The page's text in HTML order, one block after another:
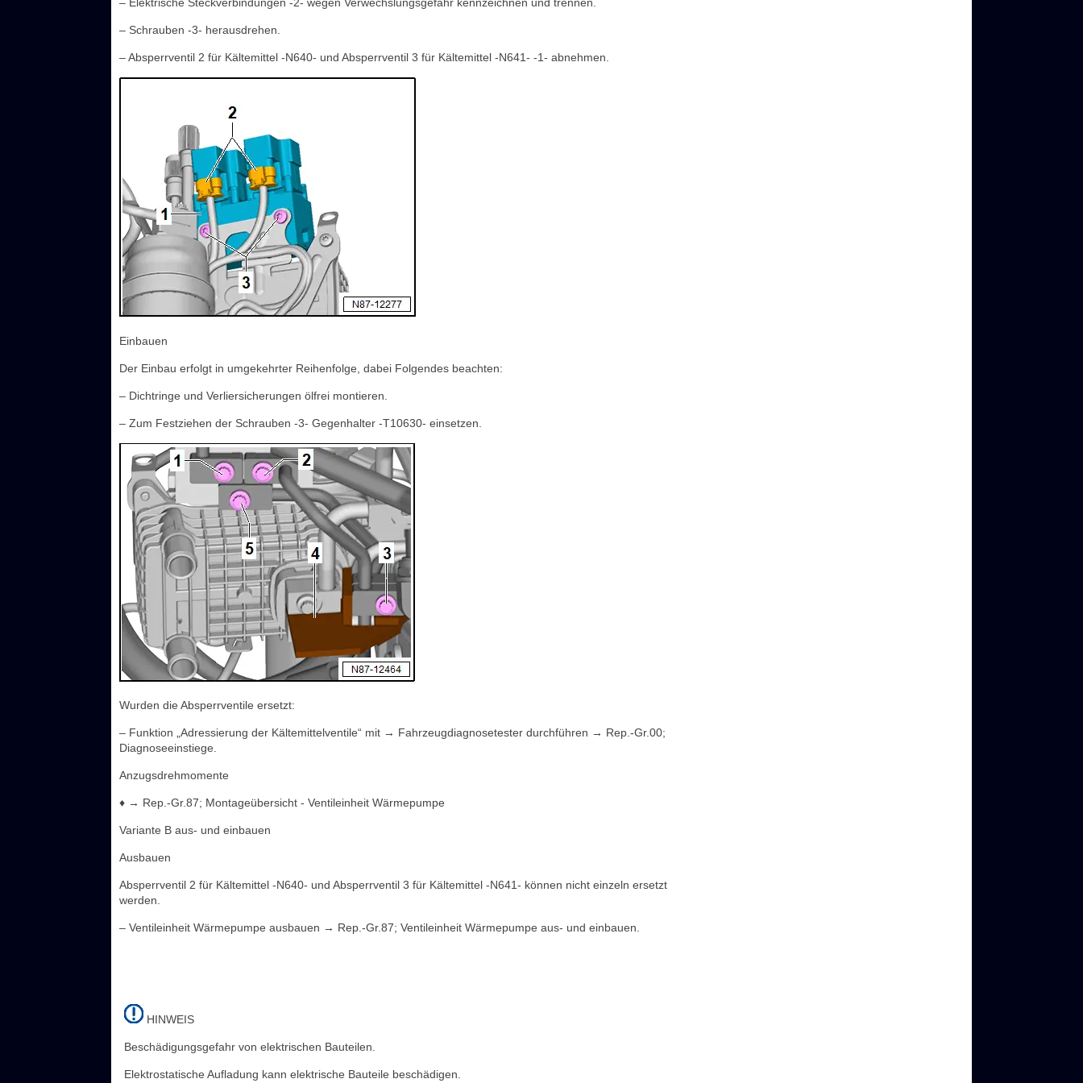
– Schrauben -3- herausdrehen.
– Absperrventil 2 für Kältemittel -N640- und Absperrventil 3 für Kältemittel -N641- -1- abnehmen.
Einbauen
Der Einbau erfolgt in umgekehrter Reihenfolge, dabei Folgendes beachten:
– Dichtringe und Verliersicherungen ölfrei montieren.
– Zum Festziehen der Schrauben -3- Gegenhalter -T10630- einsetzen.
Wurden die Absperrventile ersetzt:
– Funktion „Adressierung der Kältemittelventile“ mit → Fahrzeugdiagnosetester durchführen → Rep.-Gr.00;
Diagnoseeinstiege.
Anzugsdrehmomente
♦ → Rep.-Gr.87; Montageübersicht - Ventileinheit Wärmepumpe
Variante B aus- und einbauen
Ausbauen
Absperrventil 2 für Kältemittel -N640- und Absperrventil 3 für Kältemittel -N641- können nicht einzeln ersetzt
werden.
– Ventileinheit Wärmepumpe ausbauen → Rep.-Gr.87; Ventileinheit Wärmepumpe aus- und einbauen.
HINWEIS
Beschädigungsgefahr von elektrischen Bauteilen.
Elektrostatische Aufladung kann elektrische Bauteile beschädigen.